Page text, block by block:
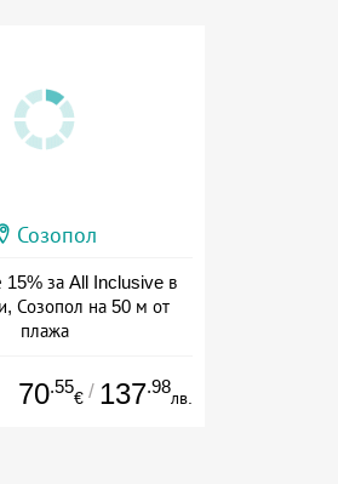
Созопол
15% за All Inclusive в
Созопол на 50 м от
плажа
70.55
€ / 137.98
лв.